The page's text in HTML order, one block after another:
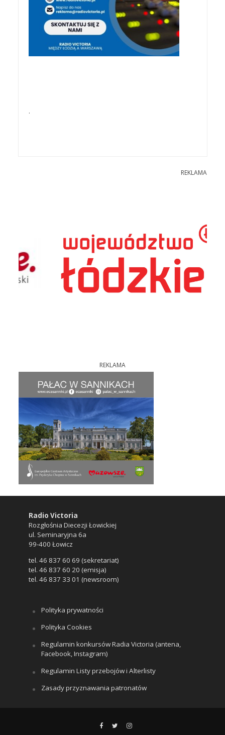
.
REKLAMA
REKLAMA
Radio Victoria
Rozgłośnia Diecezji Łowickiej
ul. Seminaryjna 6a
99-400 Łowicz
tel. 46 837 60 69 (sekretariat)
tel. 46 837 60 20 (emisja)
tel. 46 837 33 01 (newsroom)
Polityka prywatności
Polityka Cookies
Regulamin konkursów Radia Victoria (antena,
Facebook, Instagram)
Regulamin Listy przebojów i Alterlisty
Zasady przyznawania patronatów